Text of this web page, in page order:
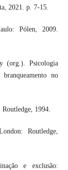
2021. p. 7-15.
Pólen, 2009.
(org.). Psicologia
no
1994.
Routledge,
e exclusão: